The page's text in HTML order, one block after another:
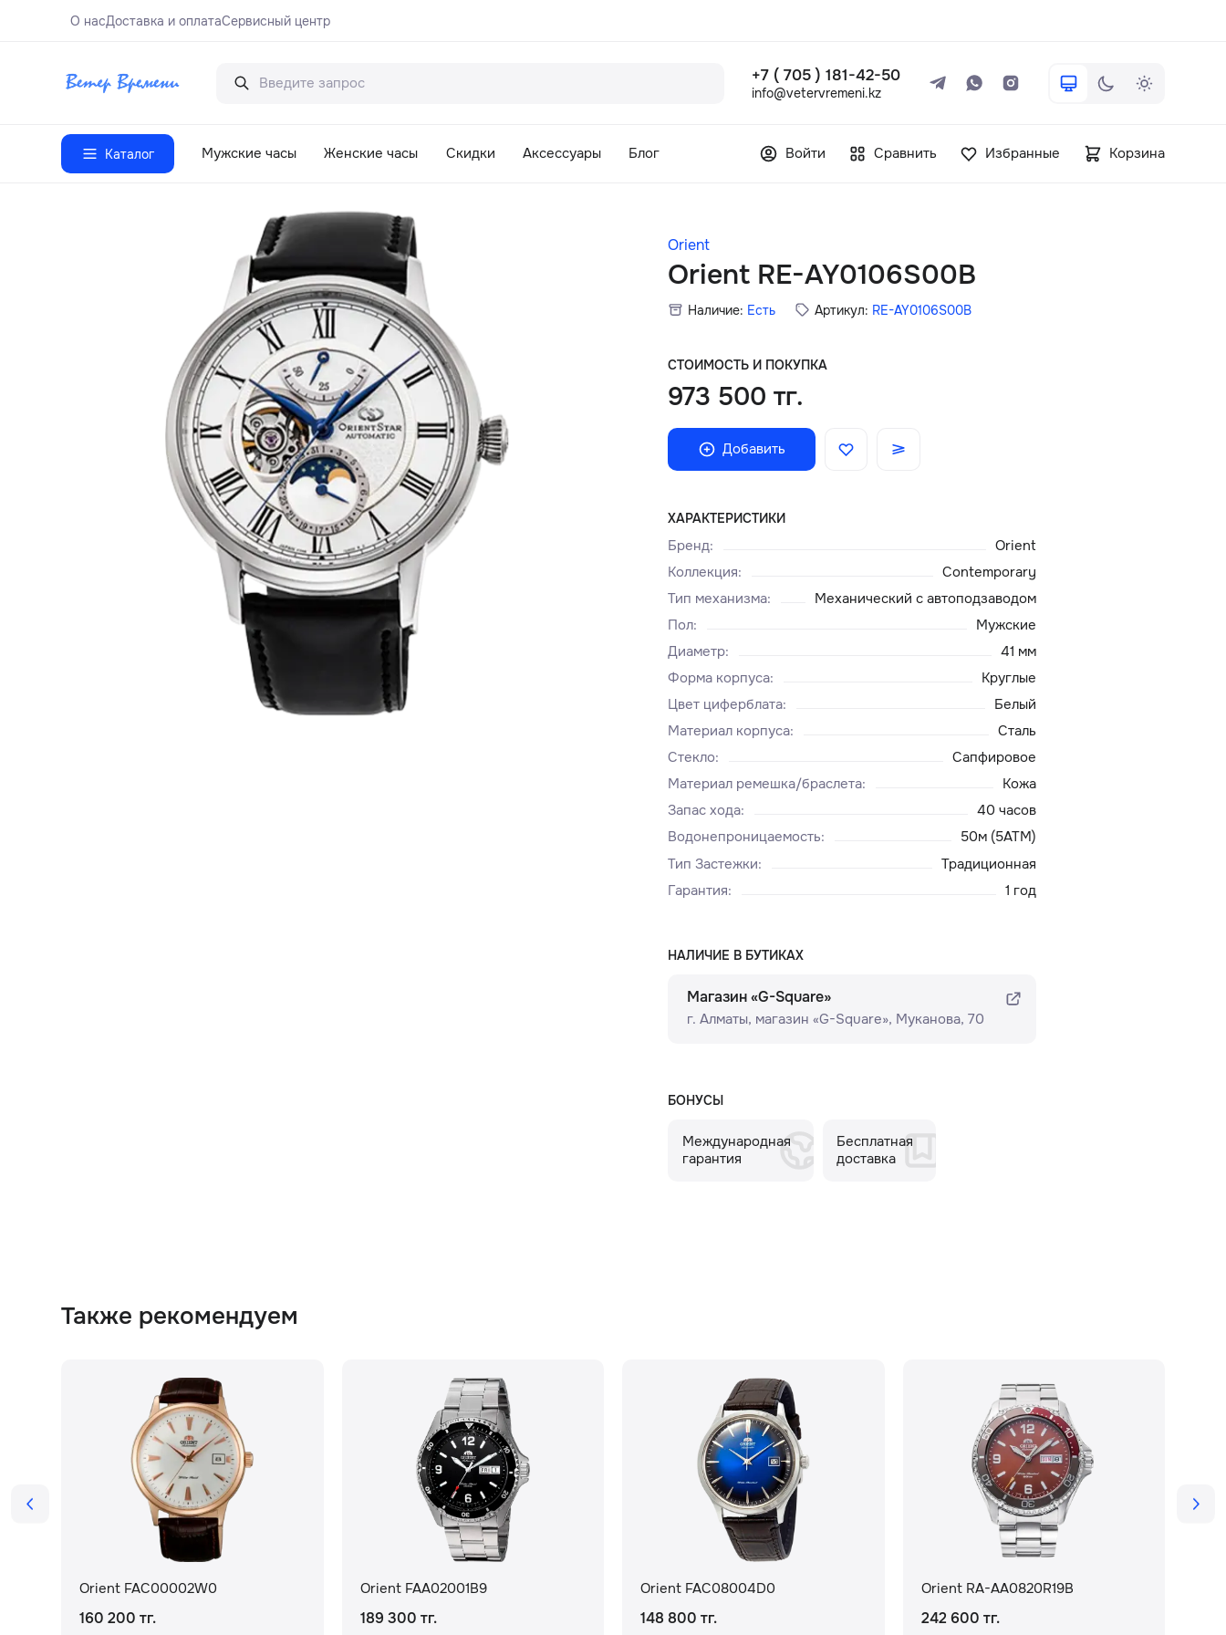
О насДоставка и оплатаСервисный центр
+7 ( 705 ) 181-42-50
info@vetervremeni.kz
Каталог Мужские часы Женские часы Скидки Аксессуары Блог Войти Сравнить Избранные Корзина
Orient
Orient RE-AY0106S00B
Наличие: Есть Артикул: RE-AY0106S00B
СТОИМОСТЬ И ПОКУПКА
973 500 тг.
Добавить
ХАРАКТЕРИСТИКИ
Бренд:
Orient
Коллекция:
Contemporary
Тип механизма:
Механический с автоподзаводом
Пол:
Мужские
Диаметр:
41 мм
Форма корпуса:
Круглые
Цвет циферблата:
Белый
Материал корпуса:
Сталь
Стекло:
Сапфировое
Материал ремешка/браслета:
Кожа
Запас хода:
40 часов
Водонепроницаемость:
50м (5ATM)
Тип Застежки:
Традиционная
Гарантия: 1 год
НАЛИЧИЕ В БУТИКАХ
Магазин «G-Square»
г. Алматы, ​магазин «G-Square»​, Муканова, 70
БОНУСЫ
Международная
гарантия
Бесплатная
доставка
Также рекомендуем
Orient FAC00002W0
160 200 тг.
Orient FAA02001B9
189 300 тг.
Orient FAC08004D0
148 800 тг.
Orient RA-AA0820R19B
242 600 тг.
+7 ( 705 ) 181-42-50
Каталог
Главная
Доставка и оплата
Сервисный центр